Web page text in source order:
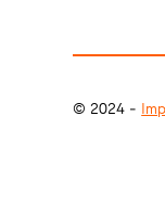
© 2024 –